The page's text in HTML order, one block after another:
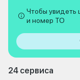
Чтобы увидеть
и номер ТО
24 сервиса